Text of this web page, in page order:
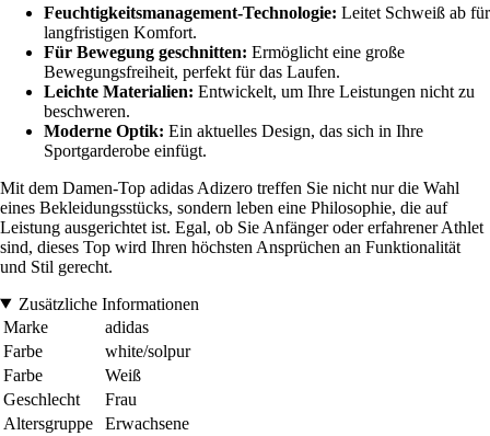
Feuchtigkeitsmanagement-Technologie: Leitet Schweiß ab für
langfristigen Komfort.
Für Bewegung geschnitten: Ermöglicht eine große
Bewegungsfreiheit, perfekt für das Laufen.
Leichte Materialien: Entwickelt, um Ihre Leistungen nicht zu
beschweren.
Moderne Optik: Ein aktuelles Design, das sich in Ihre
Sportgarderobe einfügt.
Mit dem Damen-Top adidas Adizero treffen Sie nicht nur die Wahl
eines Bekleidungsstücks, sondern leben eine Philosophie, die auf
Leistung ausgerichtet ist. Egal, ob Sie Anfänger oder erfahrener Athlet
sind, dieses Top wird Ihren höchsten Ansprüchen an Funktionalität
und Stil gerecht.
Zusätzliche Informationen
Marke
adidas
Farbe
white/solpur
Farbe
Weiß
Geschlecht
Frau
Altersgruppe
Erwachsene